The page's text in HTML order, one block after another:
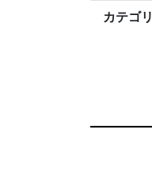
カテゴリ